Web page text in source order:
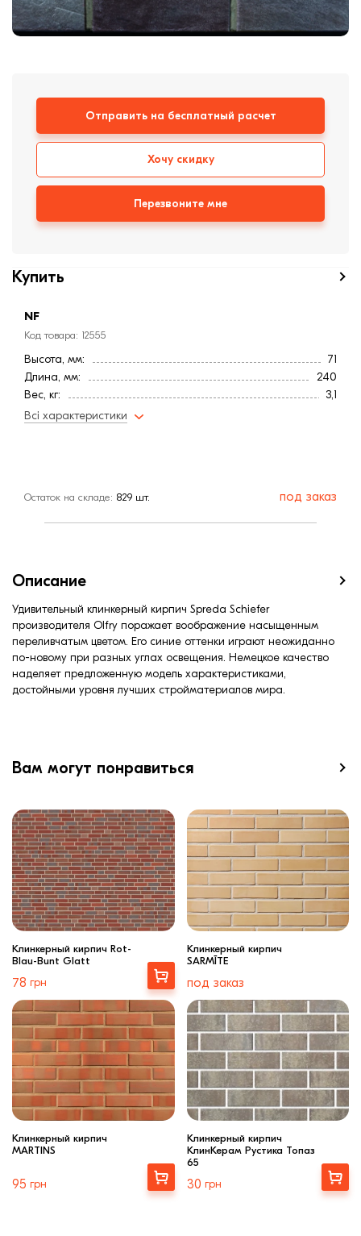
формовки
Клинкерная плитка
Строительные
Отправить на бесплатный расчет
Хочу скидку
Перезвоните мне
Купить
NF
Код товара: 12555
Высота, мм:
71
Длина, мм:
240
Вес, кг:
3,1
Тип кирпича
Цвет
Синий
Всі характеристики
Остаток на складе: 829 шт. под заказ
Описание
Удивительный клинкерный кирпич Spreda Schiefer
производителя Olfry поражает воображение насыщенным
переливчатым цветом. Его синие оттенки играют неожиданно
по-новому при разных углах освещения. Немецкое качество
наделяет предложенную модель характеристиками,
достойными уровня лучших стройматериалов мира.
Вам могут понравиться
Клинкерный кирпич Rot-
Blau-Bunt Glatt
78 грн
Купити
Клинкерный кирпич
SARMĪTE
под заказ
Клинкерный кирпич
MARTINS
95 грн
Купити
Клинкерный кирпич
КлинКерам Рустика Топаз
65
30 грн
Купити